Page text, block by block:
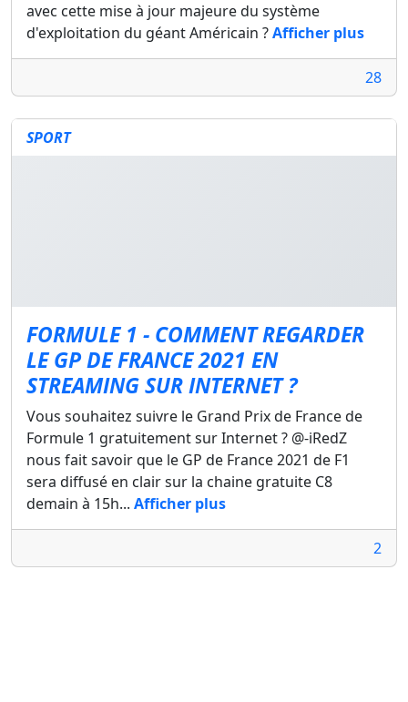
avec cette mise à jour majeure du système
d'exploitation du géant Américain ?Afficher plus
28
SPORT
FORMULE 1 - COMMENT REGARDER
LE GP DE FRANCE 2021 EN
STREAMING SUR INTERNET ?
Vous souhaitez suivre le Grand Prix de France de
Formule 1 gratuitement sur Internet ? @-iRedZ
nous fait savoir que le GP de France 2021 de F1
sera diffusé en clair sur la chaine gratuite C8
demain à 15h... Afficher plus
2